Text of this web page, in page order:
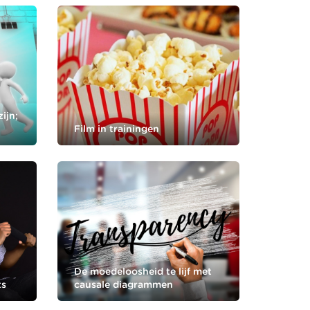
Film in trainingen
De moedeloosheid te lijf met
causale diagrammen